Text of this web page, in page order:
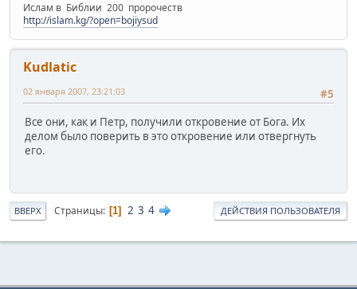
Ислам в Библии 200 пророчеств
http://islam.kg/?open=bojiysud
Kudlatic
#5
02 января 2007, 23:21:03
Все они, как и Петр, получили откровение от Бога. Их
делом было поверить в это откровение или отвергнуть
его.
ВВЕРХ Страницы 1 2 3 4 ДЕЙСТВИЯ ПОЛЬЗОВАТЕЛЯ